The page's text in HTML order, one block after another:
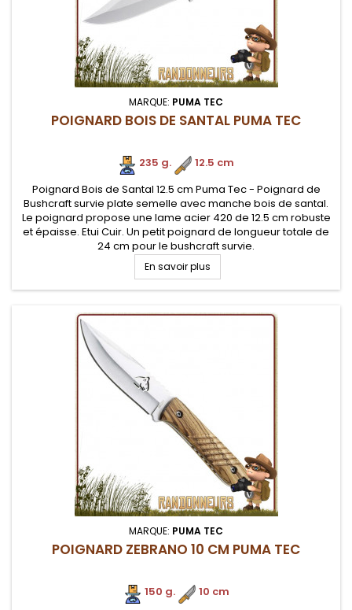
MARQUE: PUMA TEC
POIGNARD BOIS DE SANTAL PUMA TEC
235 g.
12.5 cm
Poignard Bois de Santal 12.5 cm Puma Tec - Poignard de
Bushcraft survie plate semelle avec manche bois de santal.
Le poignard propose une lame acier 420 de 12.5 cm robuste
et épaisse. Etui Cuir. Un petit poignard de longueur totale de
24 cm pour le bushcraft survie.
En savoir plus
MARQUE: PUMA TEC
POIGNARD ZEBRANO 10 CM PUMA TEC
150 g.
10 cm